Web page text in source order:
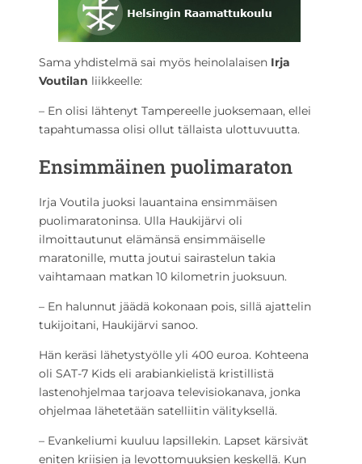
Sama yhdistelmä sai myös heinolalaisen Irja
Voutilan liikkeelle:
– En olisi lähtenyt Tampereelle juoksemaan, ellei
tapahtumassa olisi ollut tällaista ulottuvuutta.
Ensimmäinen puolimaraton
Irja Voutila juoksi lauantaina ensimmäisen
puolimaratoninsa. Ulla Haukijärvi oli
ilmoittautunut elämänsä ensimmäiselle
maratonille, mutta joutui sairastelun takia
vaihtamaan matkan 10 kilometrin juoksuun.
– En halunnut jäädä kokonaan pois, sillä ajattelin
tukijoitani, Haukijärvi sanoo.
Hän keräsi lähetystyölle yli 400 euroa. Kohteena
oli SAT-7 Kids eli arabiankielistä kristillistä
lastenohjelmaa tarjoava televisiokanava, jonka
ohjelmaa lähetetään satelliitin välityksellä.
– Evankeliumi kuuluu lapsillekin. Lapset kärsivät
eniten kriisien ja levottomuuksien keskellä. Kun